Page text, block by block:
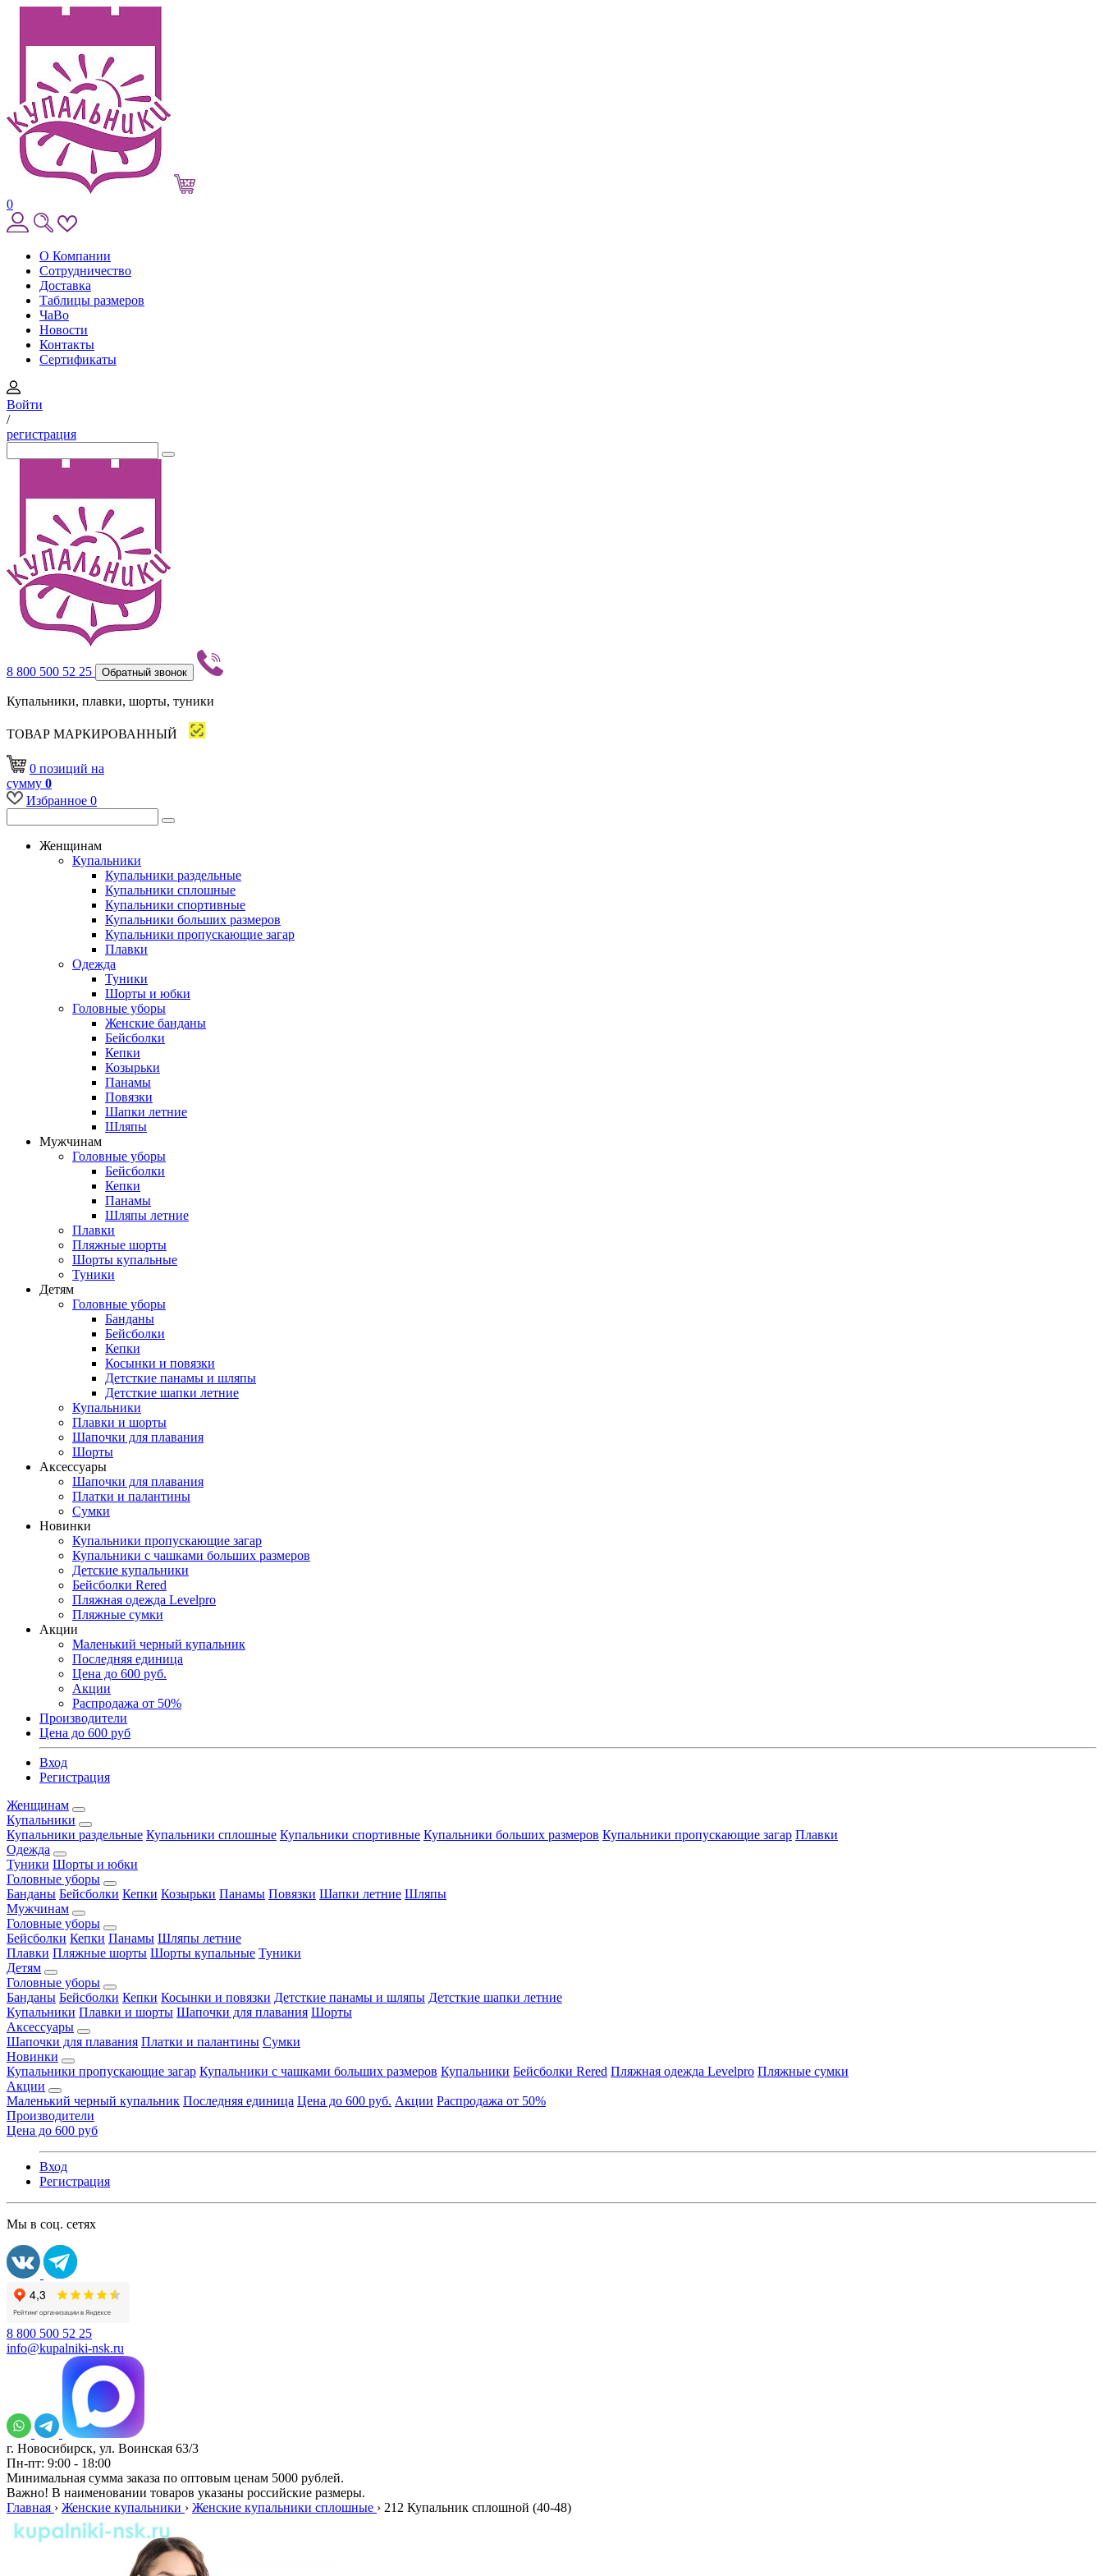
0
О Компании
Сотрудничество
Доставка
Таблицы размеров
ЧаВо
Новости
Контакты
Сертификаты
Войти
/
регистрация
8 800 500 52 25 Обратный звонок
Купальники, плавки, шорты, туники
ТОВАР МАРКИРОВАННЫЙ
0 позиций на
сумму 0
Избранное 0
Женщинам
Купальники
Купальники раздельные
Купальники сплошные
Купальники спортивные
Купальники больших размеров
Купальники пропускающие загар
Плавки
Одежда
Туники
Шорты и юбки
Головные уборы
Женские банданы
Бейсболки
Кепки
Козырьки
Панамы
Повязки
Шапки летние
Шляпы
Мужчинам
Головные уборы
Бейсболки
Кепки
Панамы
Шляпы летние
Плавки
Пляжные шорты
Шорты купальные
Туники
Детям
Головные уборы
Банданы
Бейсболки
Кепки
Косынки и повязки
Детсткие панамы и шляпы
Детсткие шапки летние
Купальники
Плавки и шорты
Шапочки для плавания
Шорты
Аксессуары
Шапочки для плавания
Платки и палантины
Сумки
Новинки
Купальники пропускающие загар
Купальники с чашками больших размеров
Детские купальники
Бейсболки Rered
Пляжная одежда Levelpro
Пляжные сумки
Акции
Маленький черный купальник
Последняя единица
Цена до 600 руб.
Акции
Распродажа от 50%
Производители
Цена до 600 руб
Вход
Регистрация
Женщинам
Купальники
Купальники раздельные Купальники сплошные Купальники спортивные Купальники больших размеров Купальники пропускающие загар Плавки
Одежда
Туники Шорты и юбки
Головные уборы
Банданы Бейсболки Кепки Козырьки Панамы Повязки Шапки летние Шляпы
Мужчинам
Головные уборы
Бейсболки Кепки Панамы Шляпы летние
Плавки Пляжные шорты Шорты купальные Туники
Детям
Головные уборы
Банданы Бейсболки Кепки Косынки и повязки Детсткие панамы и шляпы Детсткие шапки летние
Купальники Плавки и шорты Шапочки для плавания Шорты
Аксессуары
Шапочки для плавания Платки и палантины Сумки
Новинки
Купальники пропускающие загар Купальники с чашками больших размеров Купальники Бейсболки Rered Пляжная одежда Levelpro Пляжные сумки
Акции
Маленький черный купальник Последняя единица Цена до 600 руб. Акции Распродажа от 50%
Производители
Цена до 600 руб
Вход
Регистрация
Мы в соц. сетях
8 800 500 52 25
info@kupalniki-nsk.ru
г. Новосибирск, ул. Воинская 63/3
Пн-пт: 9:00 - 18:00
Минимальная сумма заказа по оптовым ценам 5000 рублей.
Важно! В наименовании товаров указаны российские размеры.
Главная › Женские купальники › Женские купальники сплошные › 212 Купальник сплошной (40-48)